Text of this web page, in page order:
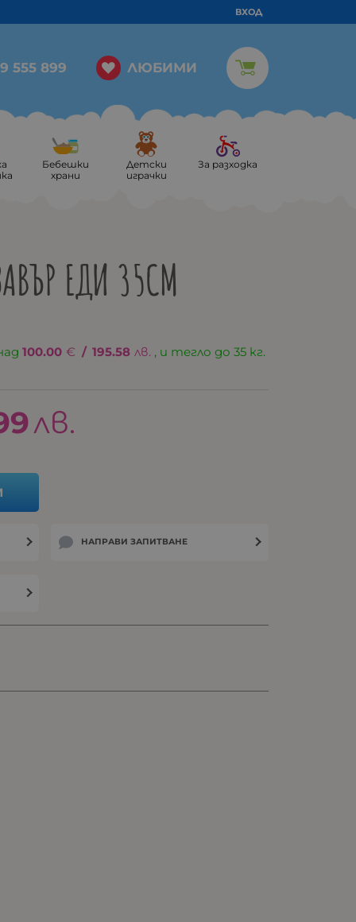
ВХОД
555 899 ЛЮБИМИ
Бебешки
храни
Детски
играчки
За разходка
ЕДИ 35СМ
100.00 € / 195.58 лв. , и тегло до 35 кг.
лв.
НАПРАВИ ЗАПИТВАНЕ